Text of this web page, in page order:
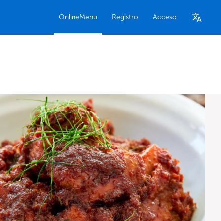
OnlineMenu Registro Acceso